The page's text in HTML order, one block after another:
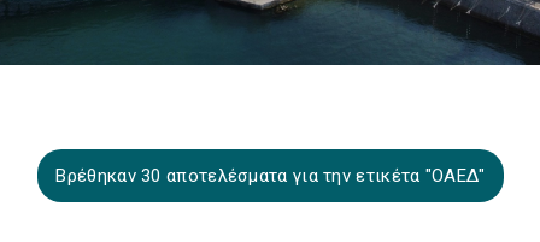
Βρέθηκαν 30 αποτελέσματα για την ετικέτα "ΟΑΕΔ"